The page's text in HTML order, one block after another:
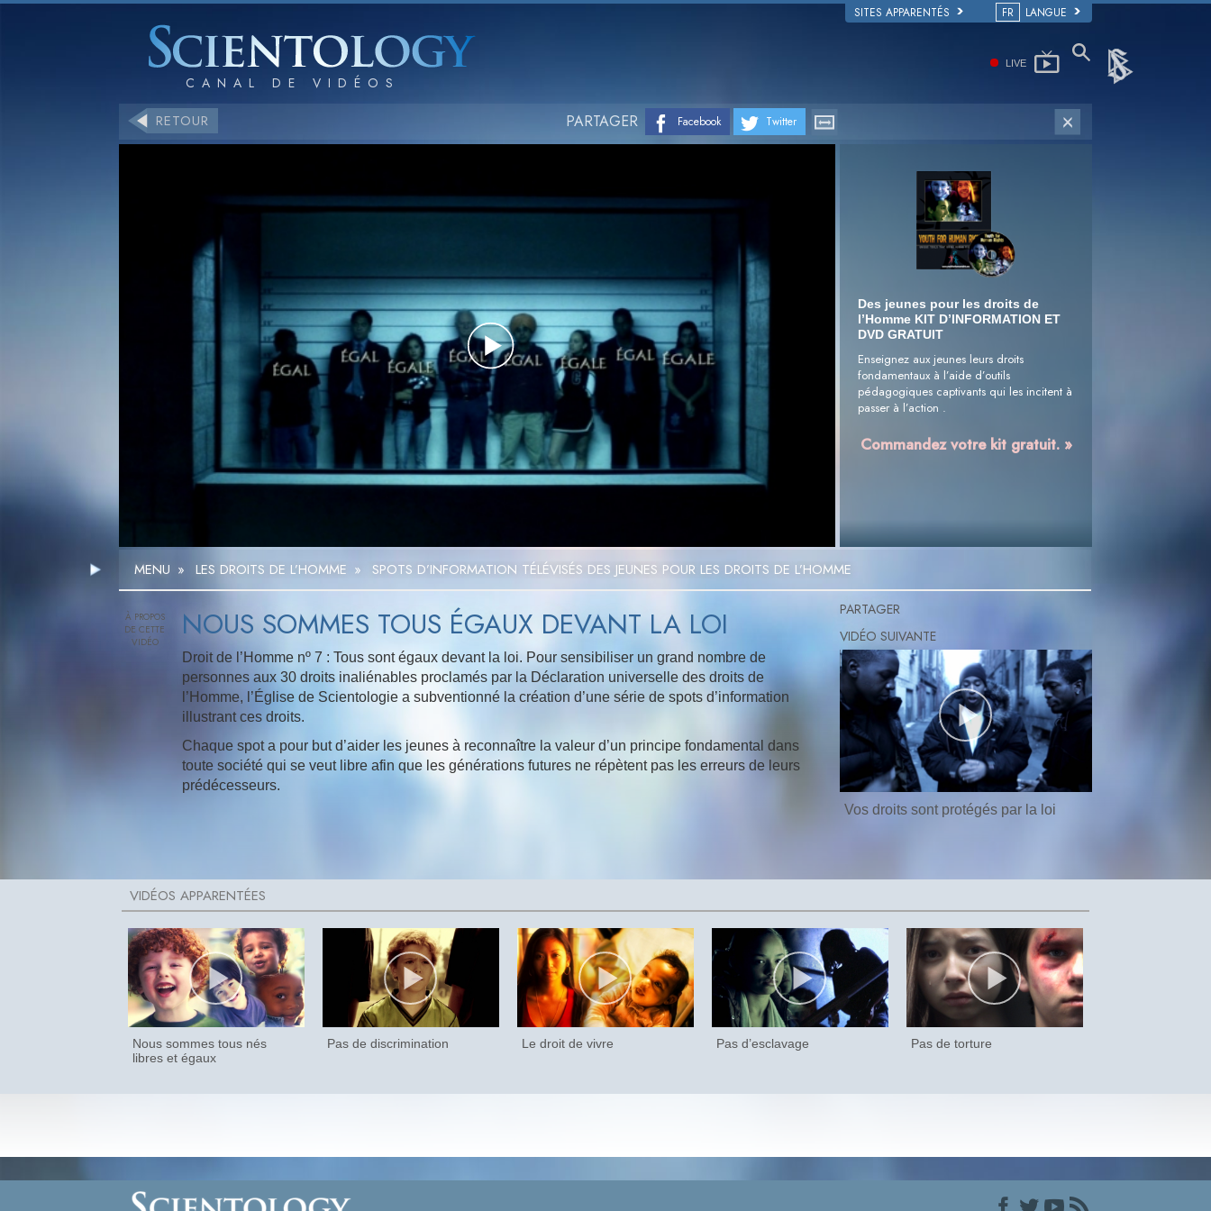
SITES APPARENTÉS FR LANGUE
LIVE
RETOUR PARTAGER Facebook Twitter
Play
Video
MENU » LES DROITS DE L’HOMME » SPOTS D’INFORMATION TÉLÉVISÉS DES JEUNES POUR LES DROITS DE L’HOMME
Des jeunes pour les droits de
l’Homme KIT D’INFORMATION ET
DVD GRATUIT
Enseignez aux jeunes leurs droits
fondamentaux à l’aide d’outils
pédagogiques captivants qui les incitent à
passer à l’action .
Commandez votre kit gratuit. »
NOUS SOMMES TOUS ÉGAUX DEVANT LA LOI
Droit de l’Homme nº 7 : Tous sont égaux devant la loi. Pour sensibiliser un grand nombre de
personnes aux 30 droits inaliénables proclamés par la Déclaration universelle des droits de
l’Homme, l’Église de Scientologie a subventionné la création d’une série de spots d’information
illustrant ces droits.
Chaque spot a pour but d’aider les jeunes à reconnaître la valeur d’un principe fondamental dans
toute société qui se veut libre afin que les générations futures ne répètent pas les erreurs de leurs
prédécesseurs.
PARTAGER
Vos droits sont protégés par la loi
Nous sommes tous nés
libres et égaux
Pas de discrimination Le droit de vivre Pas d’esclavage Pas de torture